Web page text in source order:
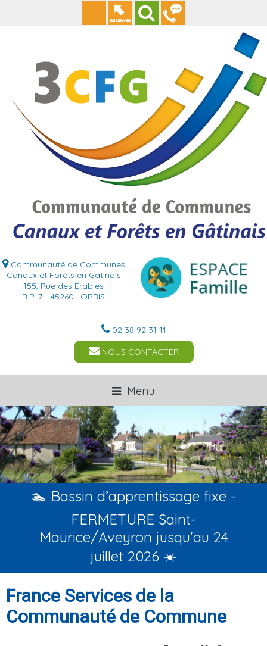
02 38 92 31 11
NOUS CONTACTER
Communauté de Communes
Canaux et Forêts en Gâtinais
155, Rue des Erables
B.P. 7 - 45260 LORRIS
Menu
🏊 Bassin d’apprentissage fixe -
FERMETURE Saint-
Maurice/Aveyron jusqu'au 24
juillet 2026 ☀️
France Services de la
Communauté de Commune